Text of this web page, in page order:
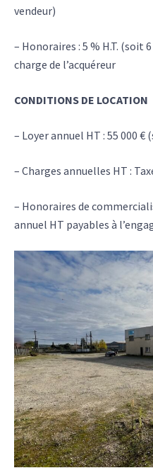
vendeur)
– Honoraires : 5 % H.T. (soit
charge de l’acquéreur
CONDITIONS DE LOCATION
– Loyer annuel HT : 55 000 €
– Charges annuelles HT :
– Honoraires de
annuel HT payables à